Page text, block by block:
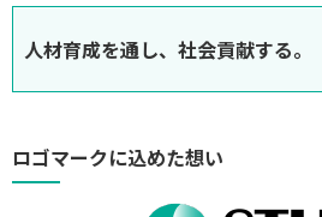
人材育成を通し、社会貢献する。
ロゴマークに込めた想い